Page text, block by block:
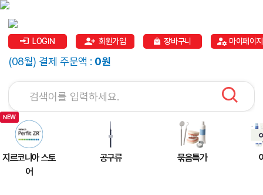
LOGIN 회원가입 장바구니 마이페이지
(08월) 결제 주문액 : 0원
지르코니아 스토
어
공구류 묶음특가